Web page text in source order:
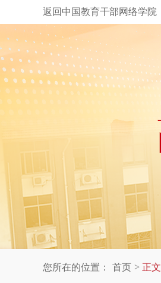
返回中国教育干部网络学院
您所在的位置： 首页 正文